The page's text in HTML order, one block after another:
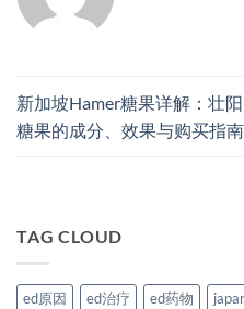
新加坡Hamer糖果详解：壮阳
糖果的成分、效果与购买指南
TAG CLOUD
ed原因 ed治疗 ed药物